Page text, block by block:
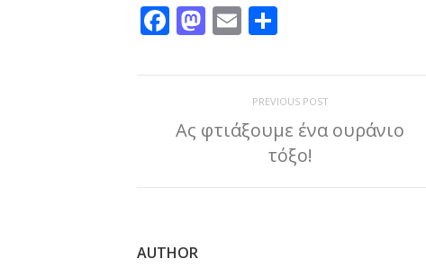
Facebook
Mastodon
Email
PREVIOUS POST
Ας φτιάξουμε ένα ουράνιο
τόξο!
AUTHOR